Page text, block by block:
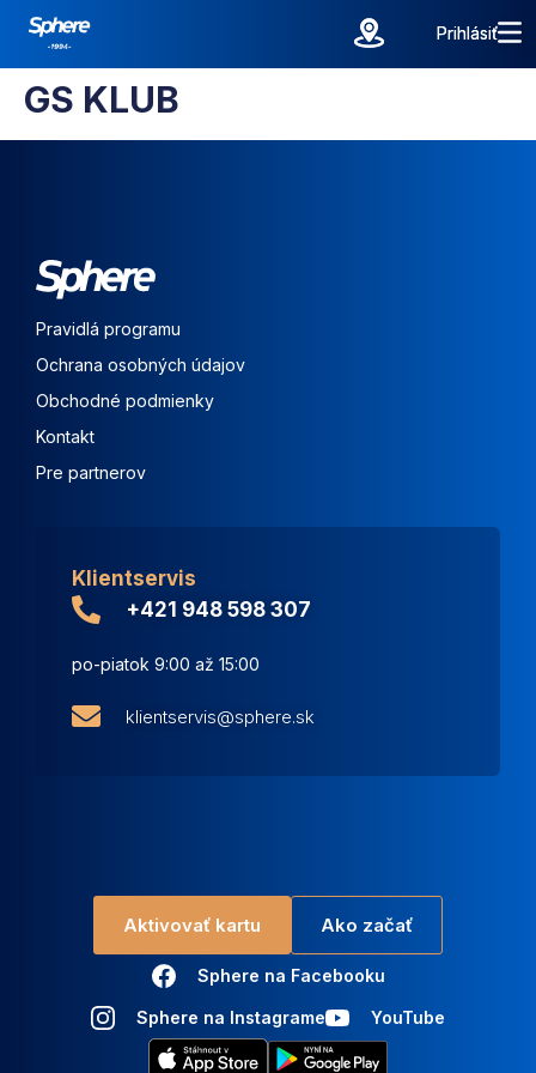
Prihlásiť
Prihlásiť
GS KLUB
Klientservis
+421 948 598 307
po-piatok 9:00 až 15:00
klientservis@sphere.sk
Pravidlá programu
Ochrana osobných údajov
Obchodné podmienky
Kontakt
Pre partnerov
Aktivovať kartu Ako začať
Sphere na Facebooku
Sphere na Instagrame YouTube